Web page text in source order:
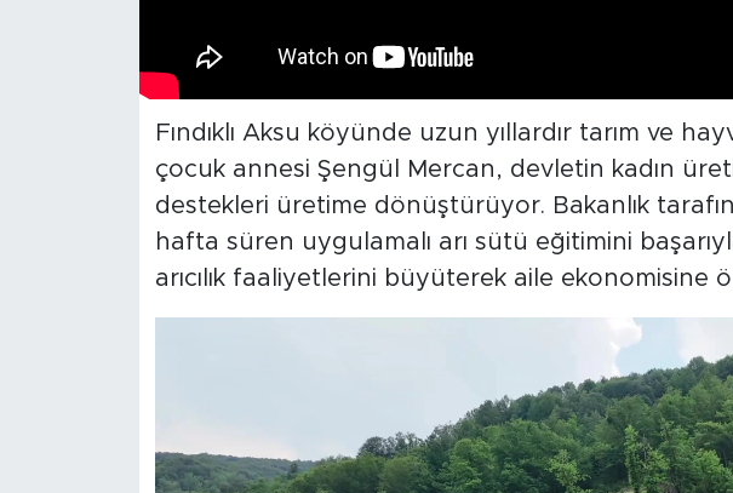
Fındıklı Aksu köyünde uzun yıllardır tarım ve
çocuk annesi Şengül Mercan, devletin kadın
destekleri üretime dönüştürüyor. Bakanlık
hafta süren uygulamalı arı sütü eğitimini
arıcılık faaliyetlerini büyüterek aile ekonomisine